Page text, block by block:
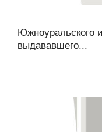
Южноуральского
выдававшего...